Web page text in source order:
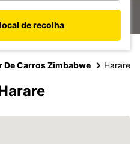
de recolha
De Carros Zimbabwe Harare